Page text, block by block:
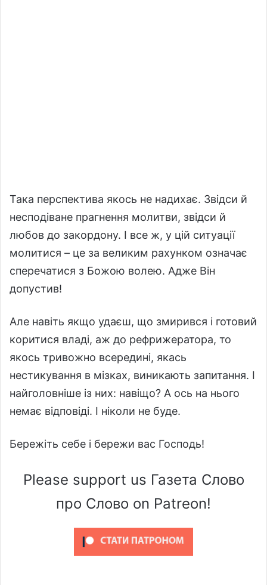
Така перспектива якось не надихає. Звідси й
несподіване прагнення молитви, звідси й
любов до закордону. І все ж, у цій ситуації
молитися – це за великим рахунком означає
сперечатися з Божою волею. Адже Він
допустив!
Але навіть якщо удаєш, що змирився і готовий
коритися владі, аж до рефрижератора, то
якось тривожно всередині, якась
нестикування в мізках, виникають запитання. І
найголовніше із них: навіщо? А ось на нього
немає відповіді. І ніколи не буде.
Бережіть себе і бережи вас Господь!
Please support us Газета Слово
про Слово on Patreon!